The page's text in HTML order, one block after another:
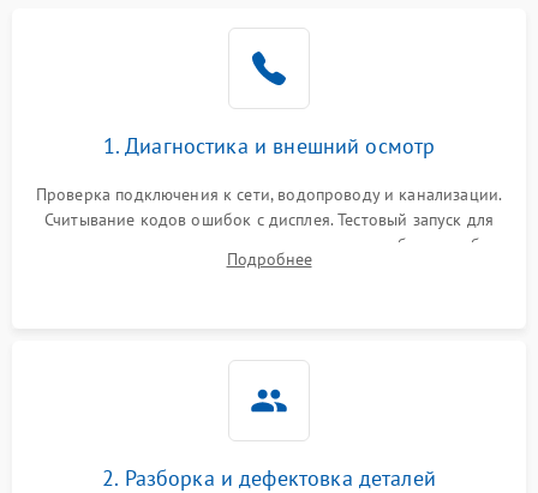
1. Диагностика и внешний осмотр
Проверка подключения к сети, водопроводу и канализации.
Считывание кодов ошибок с дисплея. Тестовый запуск для
выявления посторонних шумов, протечек или сбоев в работе
электронного модуля управления.
Подробнее
2. Разборка и дефектовка деталей